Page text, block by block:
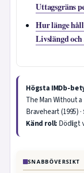
Uttagsgräns
Hur länge
Livslängd och
Högsta IMDb-
The Man Without a
Braveheart (1995) ·
Känd roll:Dödligt
SNABBÖVERSIKT